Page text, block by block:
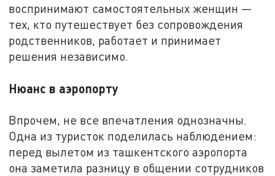
воспринимают самостоятельных женщин —
тех, кто путешествует без сопровождения
родственников, работает и принимает
решения независимо.
Нюанс в аэропорту
Впрочем, не все впечатления однозначны.
Одна из туристок поделилась наблюдением:
перед вылетом из ташкентского аэропорта
она заметила разницу в общении сотрудников